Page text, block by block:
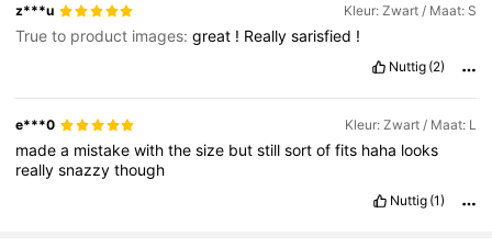
z***u Kleur: Zwart / Maat: S
True to product images:great ! Reallysarisfied !
Nuttig (2)
e***0 Kleur: Zwart / Maat: L
madea mistakewiththesize butstillsortoffits haha looks
reallysnazzythough
Nuttig (1)